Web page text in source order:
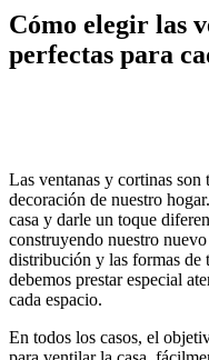
Cómo elegir las
perfectas para
Las ventanas y cortinas son
decoración de nuestro
casa y darle un toque
construyendo nuestro
distribución y las formas de
debemos prestar especial
cada espacio.
En todos los casos, el